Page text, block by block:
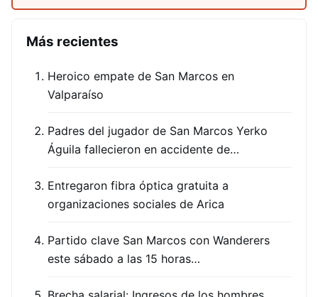
Más recientes
Heroico empate de San Marcos en
Valparaíso
Padres del jugador de San Marcos Yerko
Águila fallecieron en accidente de…
Entregaron fibra óptica gratuita a
organizaciones sociales de Arica
Partido clave San Marcos con Wanderers
este sábado a las 15 horas…